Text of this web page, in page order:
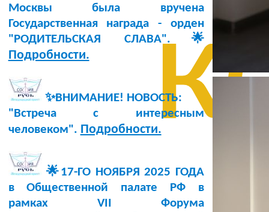
Москвы была вручена
Государственная награда - орден
"РОДИТЕЛЬСКАЯ СЛАВА".🌟
Подробности.
✨ВНИМАНИЕ! НОВОСТЬ:
"Встреча с интересным
человеком". Подробности.
🌟17-ГО НОЯБРЯ 2025 ГОДА
в Общественной палате РФ в
рамках VII Форума